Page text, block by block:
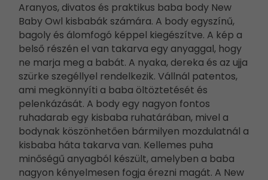
Aranyos, divatos és praktikus baba body New
Baby Owl kisbabák számára. A body egyszínű,
bagoly és álomfogó képpel kiegészítve. A kép a
belső részén el van takarva egy anyaggal, hogy
ne marja meg a babát. A nyaka, dereka és az ujja
szürke szegéllyel rendelkezik. Vállnál patentos,
ami megkönnyíti a baba öltöztetését és
pelenkázását. A body egy nagyon fontos
ruhadarab egy kisbaba ruhatárában, mivel a
bodynak köszönhetően bármilyen mozdulatnál a
kisbaba háta takarva van. Kellemes puha
minőségű anyagból készült, amelyben a baba
nagyon kényelmesen fogja érezni magát. A New